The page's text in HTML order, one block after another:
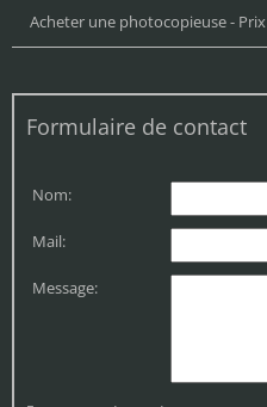
Acheter une photocopieuse - Prix
Formulaire de contact
Nom:
Mail:
Message: